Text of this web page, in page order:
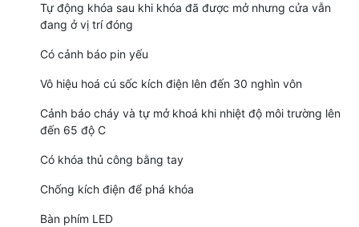
Tự động khóa sau khi khóa đã được mở nhưng cửa vẫn
đang ở vị trí đóng
Có cảnh báo pin yếu
Vô hiệu hoá cú sốc kích điện lên đến 30 nghìn vôn
Cảnh báo cháy và tự mở khoá khi nhiệt độ môi trường lên
đến 65 độ C
Có khóa thủ công bằng tay
Chống kích điện để phá khóa
Bàn phím LED